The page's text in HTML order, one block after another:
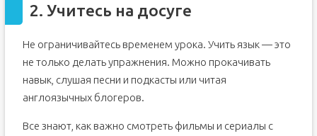
2. Учитесь на досуге
Не ограничивайтесь временем урока. Учить язык — это
не только делать упражнения. Можно прокачивать
навык, слушая песни и подкасты или читая
англоязычных блогеров.
Все знают, как важно смотреть фильмы и сериалы с